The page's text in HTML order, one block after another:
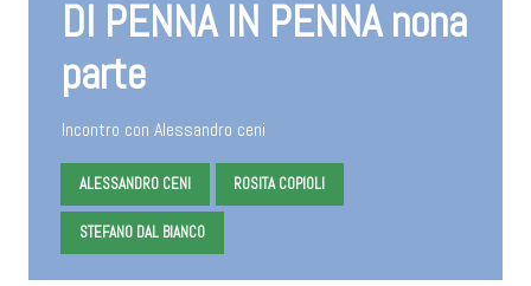
DI PENNA IN PENNA nona
parte
Incontro con Alessandro ceni
ALESSANDRO CENI ROSITA COPIOLI
STEFANO DAL BIANCO